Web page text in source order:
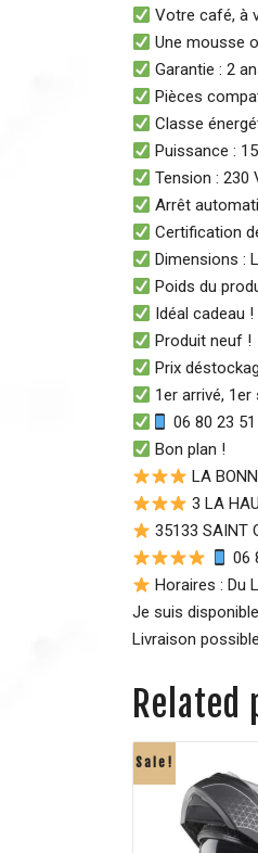
Votre café, à
Une mousse
Garantie : 2
Pièces
Classe
Puissance :
Tension : 230
Arrêt
Certification
Dimensions :
Poids du
Idéal cadeau !
Produit neuf !
Prix
1er arrivé, 1er
06 80 23
Bon plan !
LA
3 LA
35133 SAINT
06
Horaires : Du
Je suis
Livraison
Related
Sale!